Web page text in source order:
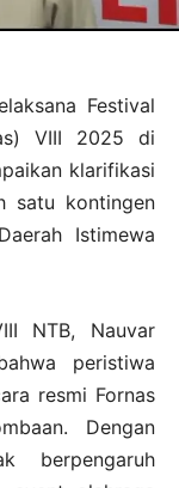
Festival
VIII 2025 di
klarifikasi
satu kontingen
Istimewa
NTB, Nauvar
peristiwa
resmi Fornas
Dengan
berpengaruh